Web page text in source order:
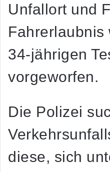
Unfallort und
Fahrerlaubnis
34-jährigen
vorgeworfen.
Die Polizei
diese, sich